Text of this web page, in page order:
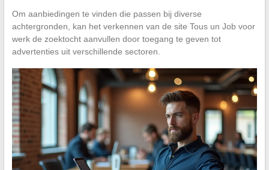
Om aanbiedingen te vinden die passen bij diverse
achtergronden, kan het verkennen van de site Tous un Job voor
werk de zoektocht aanvullen door toegang te geven tot
advertenties uit verschillende sectoren.